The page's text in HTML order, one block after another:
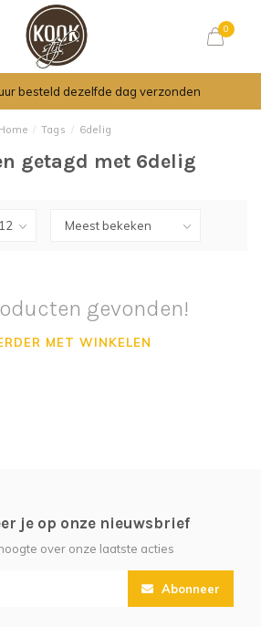
0
besteld dezelfde dag verzonden
/ Tags / 6delig
getagd met 6delig
gevonden!
MET WINKELEN
je op onze nieuwsbrief
over onze laatste acties
Abonneer